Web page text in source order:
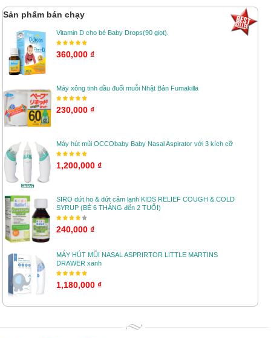
Sản phẩm bán chạy
Vitamin D cho bé Baby Drops(90 giọt).
360,000 ₫
Máy xông tinh dầu đuổi muỗi Nhật Bản Fumakilla
230,000 ₫
Máy hút mũi OCCObaby Baby Nasal Aspirator với 3 kích cỡ
1,200,000 ₫
SIRO dứt ho & dứt cảm lạnh KIDS RELIEF COUGH & COLD
SYRUP (BÉ 6 THÁNG đến 2 TUỔI)
240,000 ₫
MÁY HÚT MŨI NASAL ASPRIRTOR LITTLE MARTINS
DRAWER xanh
1,180,000 ₫